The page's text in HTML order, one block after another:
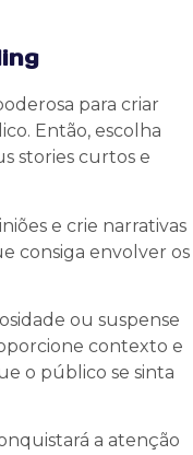
para criar
Então, escolha
stories curtos e
e crie narrativas
consiga envolver os
ou suspense
contexto e
o público se sinta
a atenção